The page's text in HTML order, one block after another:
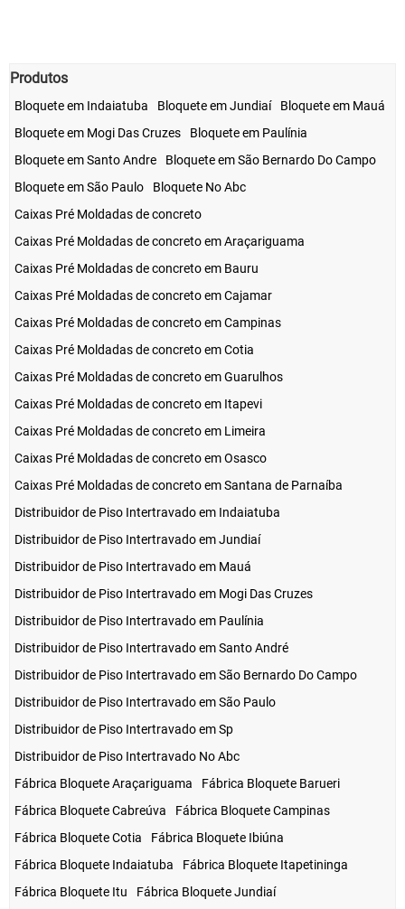
Produtos
Bloquete em Indaiatuba Bloquete em Jundiaí
Bloquete em Mauá
Bloquete em Mogi Das Cruzes
Bloquete em Paulínia
Bloquete em Santo Andre
Bloquete em São Bernardo Do Campo
Bloquete em São Paulo
Bloquete No Abc
Caixas Pré Moldadas de concreto
Caixas Pré Moldadas de concreto em Araçariguama
Caixas Pré Moldadas de concreto em Bauru
Caixas Pré Moldadas de concreto em Cajamar
Caixas Pré Moldadas de concreto em Campinas
Caixas Pré Moldadas de concreto em Cotia
Caixas Pré Moldadas de concreto em Guarulhos
Caixas Pré Moldadas de concreto em Itapevi
Caixas Pré Moldadas de concreto em Limeira
Caixas Pré Moldadas de concreto em Osasco
Caixas Pré Moldadas de concreto em Santana de Parnaíba
Distribuidor de Piso Intertravado em Indaiatuba
Distribuidor de Piso Intertravado em Jundiaí
Distribuidor de Piso Intertravado em Mauá
Distribuidor de Piso Intertravado em Mogi Das Cruzes
Distribuidor de Piso Intertravado em Paulínia
Distribuidor de Piso Intertravado em Santo André
Distribuidor de Piso Intertravado em São Bernardo Do Campo
Distribuidor de Piso Intertravado em São Paulo
Distribuidor de Piso Intertravado em Sp
Distribuidor de Piso Intertravado No Abc
Fábrica Bloquete Araçariguama
Fábrica Bloquete Barueri
Fábrica Bloquete Cabreúva
Fábrica Bloquete Campinas
Fábrica Bloquete Cotia
Fábrica Bloquete Ibiúna
Fábrica Bloquete Indaiatuba
Fábrica Bloquete Itapetininga
Fábrica Bloquete Itu
Fábrica Bloquete Jundiaí